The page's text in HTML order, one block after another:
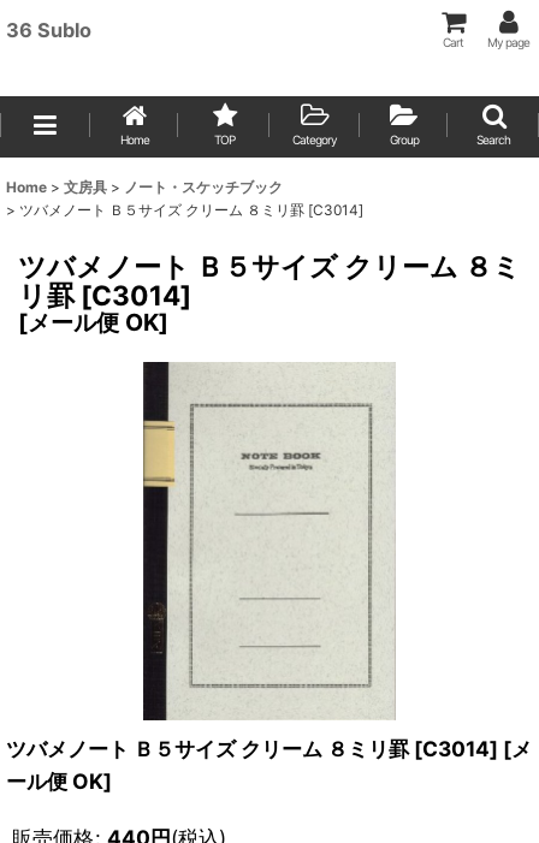
36 Sublo
Cart My page
Home TOP Category Group Search
Home > 文房具 > ノート・スケッチブック
> ツバメノート Ｂ５サイズ クリーム ８ミリ罫 [C3014]
ツバメノート Ｂ５サイズ クリーム ８ミ
リ罫 [C3014]
[メール便 OK]
ツバメノート Ｂ５サイズ クリーム ８ミリ罫 [C3014] [メ
ール便 OK]
販売価格: 440円(税込)